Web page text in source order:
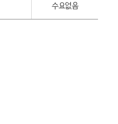
수요없음